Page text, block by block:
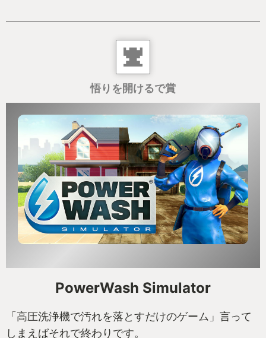
悟りを開けるで賞
PowerWash Simulator
「高圧洗浄機で汚れを落とすだけのゲーム」言って
しまえばそれで終わりです。